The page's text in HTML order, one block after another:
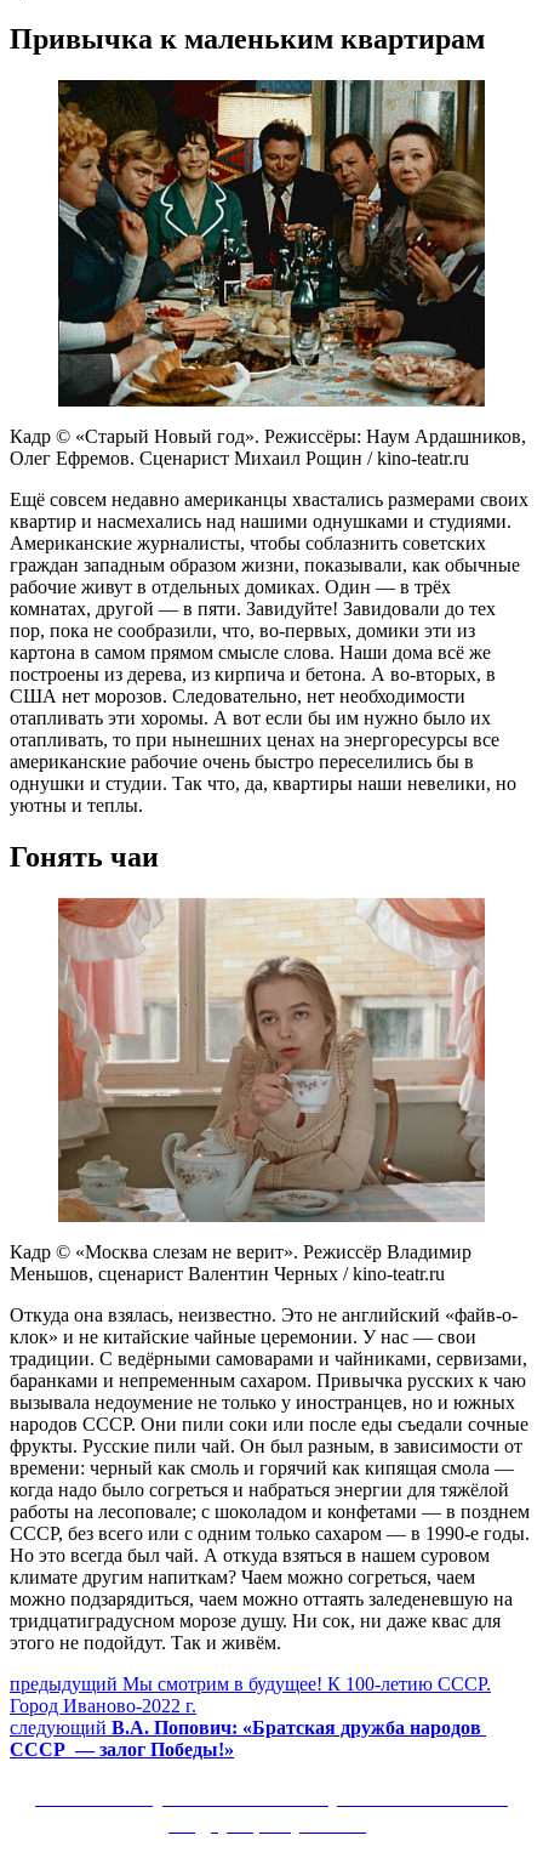
Привычка к маленьким квартирам
Кадр © «Старый Новый год». Режиссёры: Наум Ардашников,
Олег Ефремов. Сценарист Михаил Рощин / kino-teatr.ru
Ещё совсем недавно американцы хвастались размерами своих
квартир и насмехались над нашими однушками и студиями.
Американские журналисты, чтобы соблазнить советских
граждан западным образом жизни, показывали, как обычные
рабочие живут в отдельных домиках. Один — в трёх
комнатах, другой — в пяти. Завидуйте! Завидовали до тех
пор, пока не сообразили, что, во-первых, домики эти из
картона в самом прямом смысле слова. Наши дома всё же
построены из дерева, из кирпича и бетона. А во-вторых, в
США нет морозов. Следовательно, нет необходимости
отапливать эти хоромы. А вот если бы им нужно было их
отапливать, то при нынешних ценах на энергоресурсы все
американские рабочие очень быстро переселились бы в
однушки и студии. Так что, да, квартиры наши невелики, но
уютны и теплы.
Гонять чаи
Кадр © «Москва слезам не верит». Режиссёр Владимир
Меньшов, сценарист Валентин Черных / kino-teatr.ru
Откуда она взялась, неизвестно. Это не английский «файв-о-
клок» и не китайские чайные церемонии. У нас — свои
традиции. С ведёрными самоварами и чайниками, сервизами,
баранками и непременным сахаром. Привычка русских к чаю
вызывала недоумение не только у иностранцев, но и южных
народов СССР. Они пили соки или после еды съедали сочные
фрукты. Русские пили чай. Он был разным, в зависимости от
времени: черный как смоль и горячий как кипящая смола —
когда надо было согреться и набраться энергии для тяжёлой
работы на лесоповале; с шоколадом и конфетами — в позднем
СССР, без всего или с одним только сахаром — в 1990-е годы.
Но это всегда был чай. А откуда взяться в нашем суровом
климате другим напиткам? Чаем можно согреться, чаем
можно подзарядиться, чаем можно оттаять заледеневшую на
тридцатиградусном морозе душу. Ни сок, ни даже квас для
этого не подойдут. Так и живём.
Навигация
по
записям
предыдущий Предыдущий
пост:
Мы смотрим в будущее! К 100-летию СССР.
Город Иваново-2022 г.
следующий Следующее
сообщение:
В.А. Попович: «Братская дружба народов
СССР — залог Победы!»